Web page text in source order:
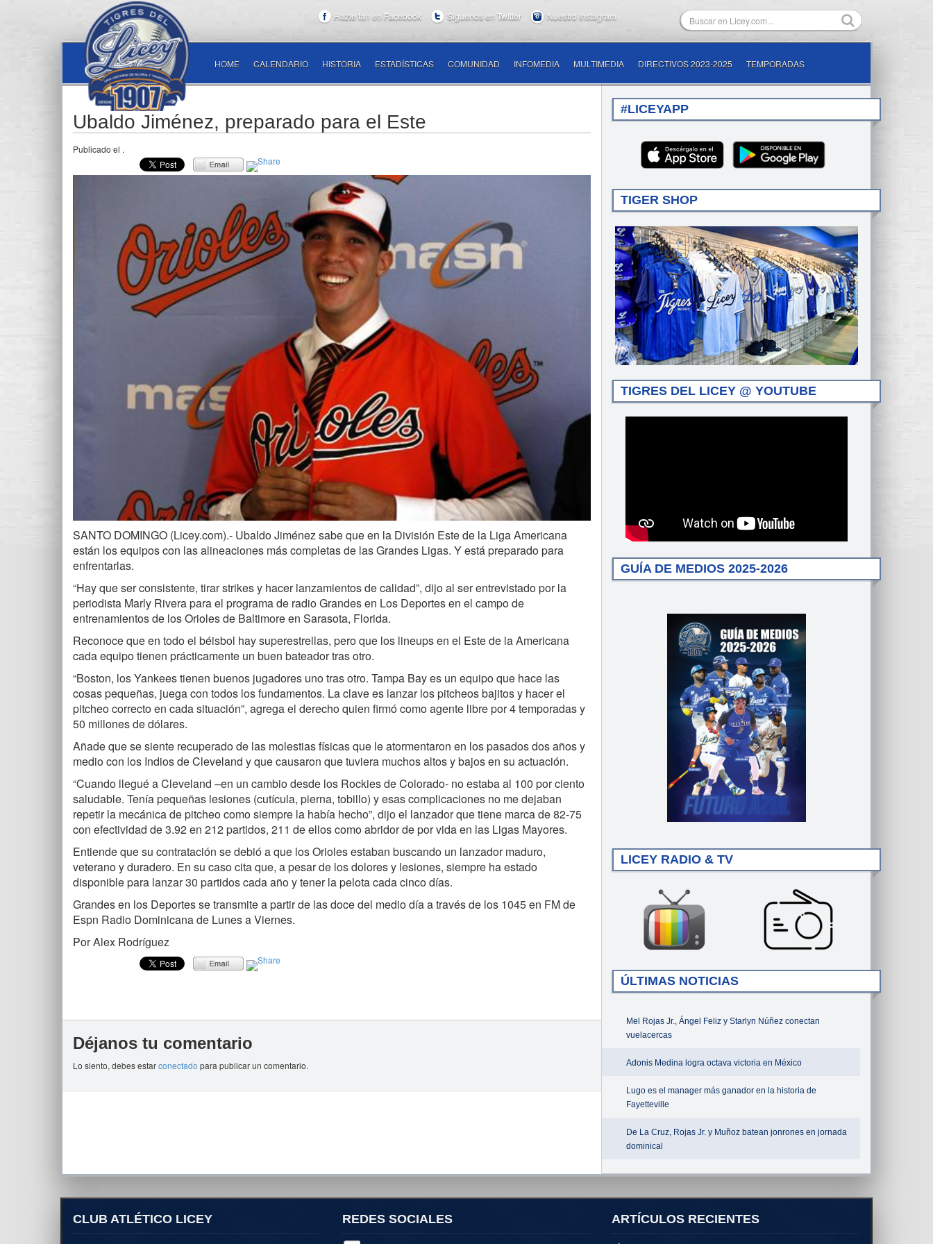
Hazte fan en Facebook Síguenos en Twitter Nuestro Instagram
HOME CALENDARIO HISTORIA ESTADÍSTICAS COMUNIDAD INFOMEDIA MULTIMEDIA DIRECTIVOS 2023-2025 TEMPORADAS
Ubaldo Jiménez, preparado para el Este
Publicado el .
SANTO DOMINGO (Licey.com).- Ubaldo Jiménez sabe que en la División Este de la Liga Americana
están los equipos con las alineaciones más completas de las Grandes Ligas. Y está preparado para
enfrentarlas.
“Hay que ser consistente, tirar strikes y hacer lanzamientos de calidad”, dijo al ser entrevistado por la
periodista Marly Rivera para el programa de radio Grandes en Los Deportes en el campo de
entrenamientos de los Orioles de Baltimore en Sarasota, Florida.
Reconoce que en todo el béisbol hay superestrellas, pero que los lineups en el Este de la Americana
cada equipo tienen prácticamente un buen bateador tras otro.
“Boston, los Yankees tienen buenos jugadores uno tras otro. Tampa Bay es un equipo que hace las
cosas pequeñas, juega con todos los fundamentos. La clave es lanzar los pitcheos bajitos y hacer el
pitcheo correcto en cada situación”, agrega el derecho quien firmó como agente libre por 4 temporadas y
50 millones de dólares.
Añade que se siente recuperado de las molestias físicas que le atormentaron en los pasados dos años y
medio con los Indios de Cleveland y que causaron que tuviera muchos altos y bajos en su actuación.
“Cuando llegué a Cleveland –en un cambio desde los Rockies de Colorado- no estaba al 100 por ciento
saludable. Tenía pequeñas lesiones (cutícula, pierna, tobillo) y esas complicaciones no me dejaban
repetir la mecánica de pitcheo como siempre la había hecho”, dijo el lanzador que tiene marca de 82-75
con efectividad de 3.92 en 212 partidos, 211 de ellos como abridor de por vida en las Ligas Mayores.
Entiende que su contratación se debió a que los Orioles estaban buscando un lanzador maduro,
veterano y duradero. En su caso cita que, a pesar de los dolores y lesiones, siempre ha estado
disponible para lanzar 30 partidos cada año y tener la pelota cada cinco días.
Grandes en los Deportes se transmite a partir de las doce del medio día a través de los 1045 en FM de
Espn Radio Dominicana de Lunes a Viernes.
Por Alex Rodríguez
Déjanos tu comentario
Lo siento, debes estarconectado para publicar un comentario.
#LICEYAPP
TIGER SHOP
TIGRES DEL LICEY @ YOUTUBE
GUÍA DE MEDIOS 2025-2026
LICEY RADIO & TV
ÚLTIMAS NOTICIAS
Mel Rojas Jr., Ángel Feliz y Starlyn Núñez conectan
vuelacercas
Adonis Medina logra octava victoria en México
Lugo es el manager más ganador en la historia de
Fayetteville
De La Cruz, Rojas Jr. y Muñoz batean jonrones en jornada
dominical
CLUB ATLÉTICO LICEY REDES SOCIALES ARTÍCULOS RECIENTES